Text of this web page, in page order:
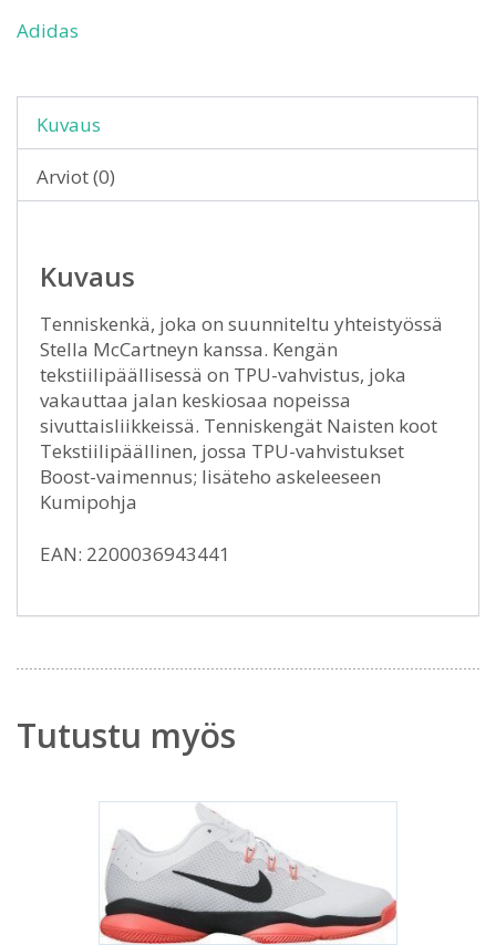
Adidas
Kuvaus
Arviot (0)
Kuvaus
Tenniskenkä, joka on suunniteltu yhteistyössä
Stella McCartneyn kanssa. Kengän
tekstiilipäällisessä on TPU-vahvistus, joka
vakauttaa jalan keskiosaa nopeissa
sivuttaisliikkeissä. Tenniskengät Naisten koot
Tekstiilipäällinen, jossa TPU-vahvistukset
Boost-vaimennus; lisäteho askeleeseen
Kumipohja
EAN: 2200036943441
Tutustu myös